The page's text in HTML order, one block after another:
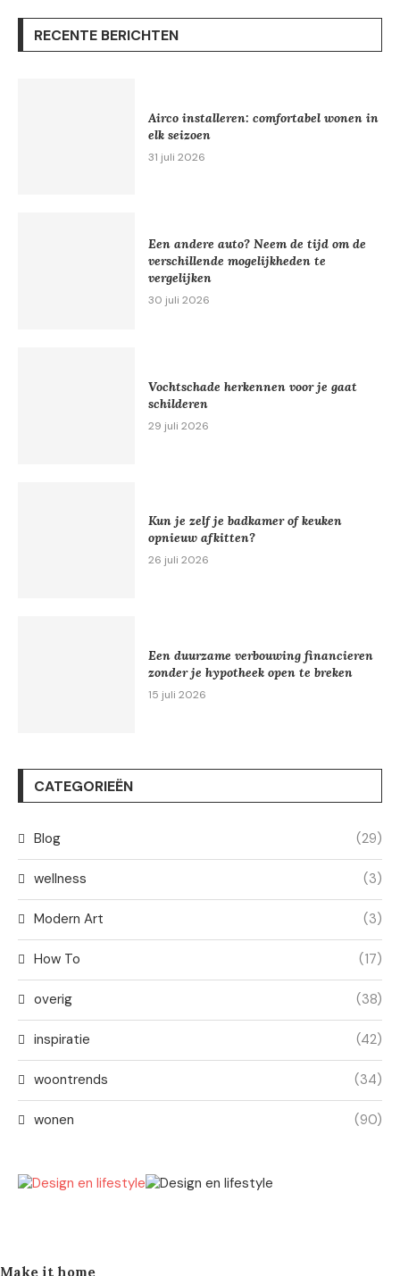
RECENTE BERICHTEN
Airco installeren: comfortabel wonen in
elk seizoen
31 juli 2026
Een andere auto? Neem de tijd om de
verschillende mogelijkheden te
vergelijken
30 juli 2026
Vochtschade herkennen voor je gaat
schilderen
29 juli 2026
Kun je zelf je badkamer of keuken
opnieuw afkitten?
26 juli 2026
Een duurzame verbouwing financieren
zonder je hypotheek open te breken
15 juli 2026
CATEGORIEËN
Blog (29)
wellness (3)
Modern Art (3)
How To (17)
overig (38)
inspiratie (42)
woontrends (34)
wonen (90)
Make it home